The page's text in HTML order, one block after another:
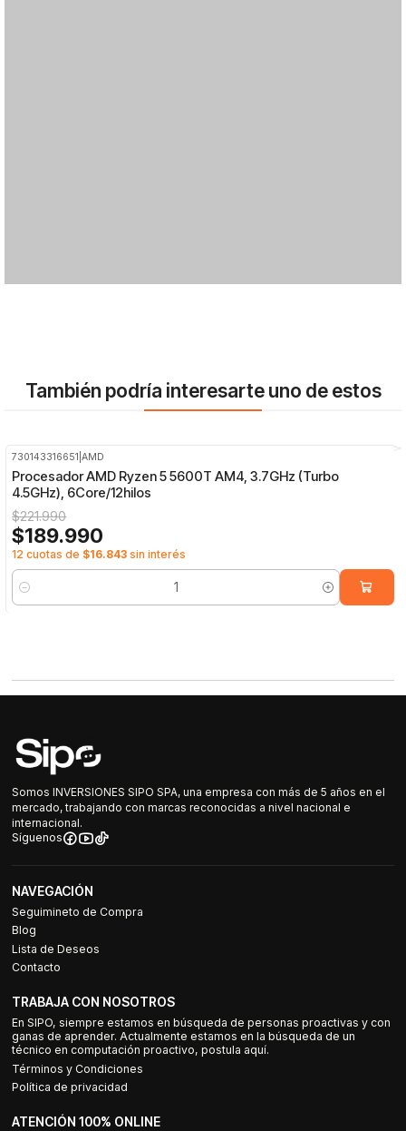
También podría interesarte uno de estos
730143316651 |AMD
Procesador AMD Ryzen 5 5600T AM4, 3.7GHz (Turbo
4.5GHz), 6Core/12hilos
$221.990
$189.990
12 cuotas de $16.843 sin interés
Cantidad
Somos INVERSIONES SIPO SPA, una empresa con más de 5 años en el
mercado, trabajando con marcas reconocidas a nivel nacional e
internacional.
Síguenos
NAVEGACIÓN
Seguimineto de Compra
Blog
Lista de Deseos
Contacto
TRABAJA CON NOSOTROS
En SIPO, siempre estamos en búsqueda de personas proactivas y con
ganas de aprender. Actualmente estamos en la búsqueda de un
técnico en computación proactivo, postula aquí.
Términos y Condiciones
Política de privacidad
ATENCIÓN 100% ONLINE